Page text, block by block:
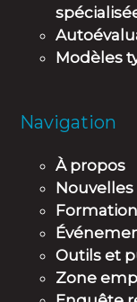
Modèles
Navigation
À propos
Nouvelles
Outils et
Zone